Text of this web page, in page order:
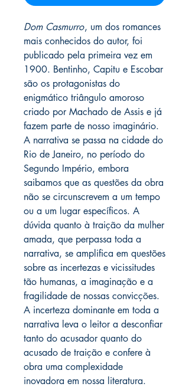
Dom Casmurro, um dos romances
mais conhecidos do autor, foi
publicado pela primeira vez em
1900. Bentinho, Capitu e Escobar
são os protagonistas do
enigmático triângulo amoroso
criado por Machado de Assis e já
fazem parte de nosso imaginário.
A narrativa se passa na cidade do
Rio de Janeiro, no período do
Segundo Império, embora
saibamos que as questões da obra
não se circunscrevem a um tempo
ou a um lugar específicos. A
dúvida quanto à traição da mulher
amada, que perpassa toda a
narrativa, se amplifica em questões
sobre as incertezas e vicissitudes
tão humanas, a imaginação e a
fragilidade de nossas convicções.
A incerteza dominante em toda a
narrativa leva o leitor a desconfiar
tanto do acusador quanto do
acusado de traição e confere à
obra uma complexidade
inovadora em nossa literatura.